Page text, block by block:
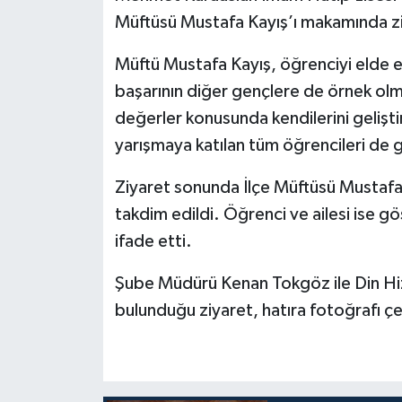
Müftüsü Mustafa Kayış’ı
Müftü Mustafa Kayış, öğrenciyi elde
başarının diğer gençlere de örnek
değerler konusunda kendilerini
yarışmaya katılan tüm öğrencileri de
Ziyaret sonunda İlçe Müftüsü Mustafa
takdim edildi. Öğrenci ve ailesi ise
ifade etti.
Şube Müdürü Kenan Tokgöz ile Din
bulunduğu ziyaret, hatıra fotoğrafı
Bolu Müftülüğü
Bursa Müftülüğü
Çanakkale Müftülüğü
Çorum Müftülüğü
Makaleler
Duyurular
Biyografiler